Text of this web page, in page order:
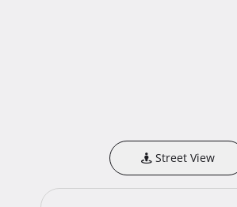
Street View